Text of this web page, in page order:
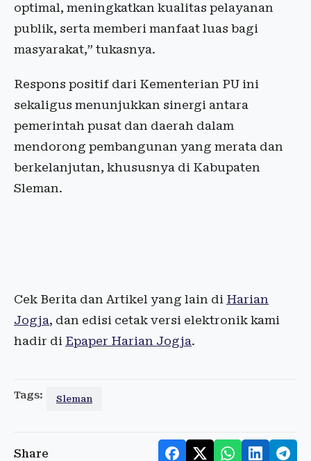
optimal, meningkatkan kualitas pelayanan
publik, serta memberi manfaat luas bagi
masyarakat,” tukasnya.
Respons positif dari Kementerian PU ini
sekaligus menunjukkan sinergi antara
pemerintah pusat dan daerah dalam
mendorong pembangunan yang merata dan
berkelanjutan, khususnya di Kabupaten
Sleman.
Cek Berita dan Artikel yang lain di Harian
Jogja, dan edisi cetak versi elektronik kami
hadir di Epaper Harian Jogja.
Tags: Sleman
Share